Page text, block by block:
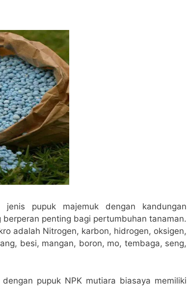
pupuk majemuk dengan kandungan
penting bagi pertumbuhan tanaman.
adalah Nitrogen, karbon, hidrogen, oksigen,
besi, mangan, boron, mo, tembaga, seng,
pupuk NPK mutiara biasaya memiliki